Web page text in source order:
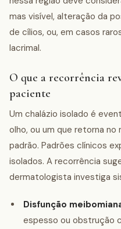
mas visível, alteração da
de cílios, ou, em casos
lacrimal.
O que a recorrência
paciente
Um chalázio isolado é
olho, ou um que retorna
padrão. Padrões clínicos
isolados. A recorrência
dermatologista investiga
Disfunção
espesso ou obstrução